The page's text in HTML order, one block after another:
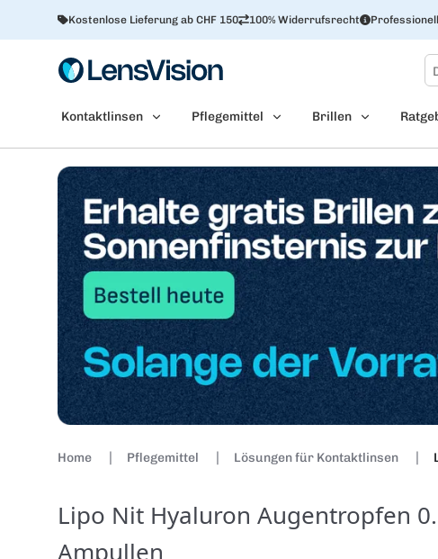
Kostenlose Lieferung ab CHF 150 100% Widerrufsrecht
Kontaktlinsen Pflegemittel Brillen
Home Pflegemittel Lösungen für Kontaktlinsen
Lipo Nit Hyaluron Augentropfen
Ampullen